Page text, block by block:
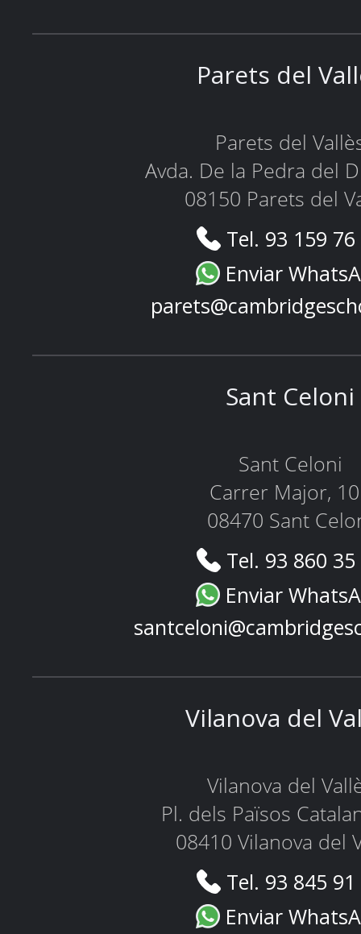
Parets del
Parets del
Avda. De la Pedra del
08150 Parets del
Tel. 93 159
Enviar
Sant Celoni
Sant Celoni
Carrer Major,
08470 Sant
Tel. 93 860
Enviar
Vilanova del
Vilanova del
Pl. dels Països
08410 Vilanova del
Tel. 93 845
Enviar